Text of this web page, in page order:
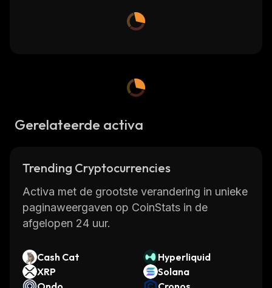
Gerelateerde activa
Trending Cryptocurrencies
Activa met de grootste verandering in unieke
paginaweergaven op CoinStats in de
afgelopen 24 uur.
Cash Cat
Hyperliquid
XRP
Solana